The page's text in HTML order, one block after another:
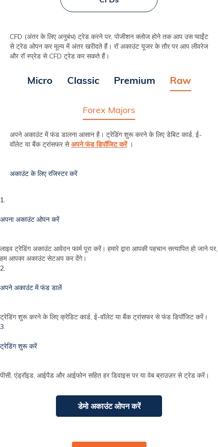
CFD (अंतर के लिए अनुबंध) ट्रेड करने पर, पोजीशन क्‍लोज होने तक आप उस प्‍वाईंट
से ट्रेड ओपन कर मूल्य में अंतर खरीदते हैं। रॉ अकाउंट यूजर के तौर पर आप लीवरेज
और रॉ स्प्रेड से CFD ट्रेड कर सकते हैं।
Micro Classic Premium Raw
Forex Majors
अपने अकाउंट में फंड डालना आसान है। ट्रेडिंग शुरू करने के लिए डेबिट कार्ड, ई-
वॉलेट या बैंक ट्रांसफर सेअपने फंड डिपॉजिट करें।
अकाउंट के लिए रजिस्‍टर करें
1.
अपना अकाउंट ओपन करें
लाइव ट्रेडिंग अकाउंट आवेदन फार्म पूरा करें। हमारे द्वारा आपकी पहचान सत्यापित हो जाने पर,
हम आपका अकाउंट सेटअप कर देंगे।
2.
अपने अकाउंट में फंड डालें
ट्रेडिंग शुरू करने के लिए क्रेडिट कार्ड, ई-वॉलेट या बैंक ट्रांसफर से फंड डिपॉजिट करें।
3.
ट्रेडिंग शुरू करें
पीसी, एंड्रॉइड, आईपैड और आईफोन सहित हर डिवाइस पर या वेब ब्राउज़र से ट्रेड करें।
डेमो अकाउंट ओपन करें